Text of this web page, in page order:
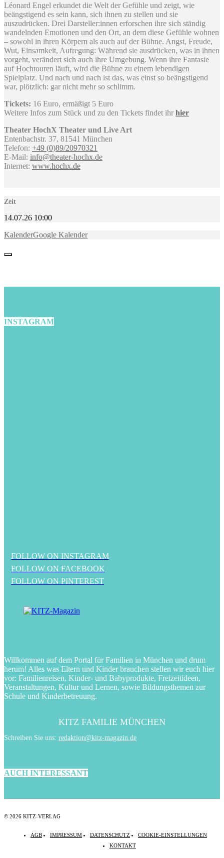
Léonard Engel erkundet die Welt der Gefühle und zeigt, wie
beängstigend es sein kann, sich ihnen zu stellen und sie
auszudrücken. Drei Darsteller:innen erforschen ihre sich ständig
wandelnden Emotionen und den Ort, an dem diese Gefühle wohnen
– sowohl in ihren Körpern als auch auf der Bühne. Angst, Freude,
Wut, Einsamkeit, Aufregung: Während sie ausdrücken, was in ihnen
vorgeht, verändert sich auch ihre Umgebung. Wenn ihre Fantasie
auf Hochtouren läuft, wird die Bühne zu einem lebendigen
Spielplatz. Und nach und nach ist das, was einst so beängstigend
war, plötzlich: gar nicht mehr so schlimm.
Tickets: 16 Euro, ermäßigt 5 Euro
Weitere Infos zum Stück und zu den Tickets findet ihr hier
Theater HochX Theater und Live Art
Entenbachstr. 37, 81541 München
Telefon: +49 (0)89/20970321
E-Mail: info@theater-hochx.de
Internet: www.hochx.de
Zeit
14.07.26 10:00
KalenderGoogle Kalender
INSTAGRAM
FOLLOW ON INSTAGRAM
FOLLOW ON FACEBOOK
FOLLOW ON PINTEREST
Willkommen auf dem Portal für Familien in München und drum
herum! Alles was Eltern und Kinder brauchen stellen wir euch hier
vor: Familienreisen, Kinder- und Babyprodukte, Freizeitideen,
Veranstaltungen, Kultur und Lernen, sowie Bildungsthemen zur
Schule und Kinderbetreuung.
KITZ FAMILIE MÜNCHEN
Schreiben Sie uns: redaktion@kitz-magazin.de
AUCH INTERESSANT
© 2026 KITZ-VERLAG
AGB IMPRESSUM DATENSCHUTZ
COOKIE-EINSTELLUNGEN
KONTAKT